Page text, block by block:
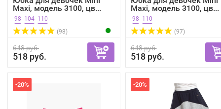
Maxi, модель 3100, цв...
98 104 110
(98)
648 руб.
518 руб.
Maxi, модель 3100, цв...
98 110
(97)
648 руб.
518 руб.
-20% -20%